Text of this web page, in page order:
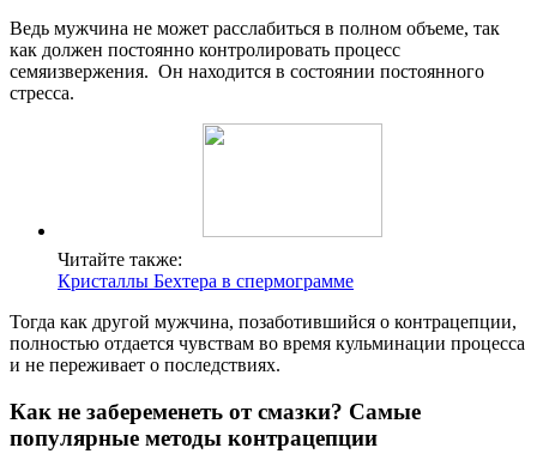
Ведь мужчина не может расслабиться в полном объеме, так
как должен постоянно контролировать процесс
семяизвержения. Он находится в состоянии постоянного
стресса.
Читайте также:
Кристаллы Бехтера в спермограмме
Тогда как другой мужчина, позаботившийся о контрацепции,
полностью отдается чувствам во время кульминации процесса
и не переживает о последствиях.
Как не забеременеть от смазки? Самые
популярные методы контрацепции